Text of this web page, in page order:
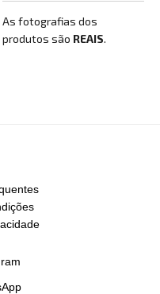
As fotografias dos
produtos são REAIS.